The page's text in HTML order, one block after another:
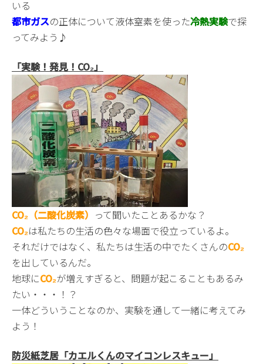
いる
都市ガスの正体について液体窒素を使った冷熱実験で探
ってみよう♪
「実験！発見！CO₂」
CO₂（二酸化炭素） って聞いたことあるかな？
CO₂は私たちの生活の色々な場面で役立っているよ。
それだけではなく、私たちは生活の中でたくさんのCO₂
を出しているんだ。
地球にCO₂が増えすぎると、問題が起こることもあるみ
たい・・・！？
一体どういうことなのか、実験を通して一緒に考えてみ
よう！
防災紙芝居「カエルくんのマイコンレスキュー」